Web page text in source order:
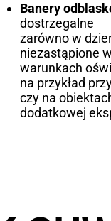
Banery
dostrzegalne
zarówno w
niezastąpione
warunkach
na przykład
czy na
dodatkowej